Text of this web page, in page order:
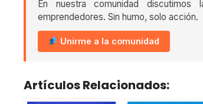
En nuestra comunidad discutimos
emprendedores. Sin humo, solo acción.
Unirme a la comunidad
Artículos Relacionados: